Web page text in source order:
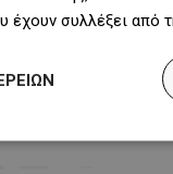
έχουν συλλέξει